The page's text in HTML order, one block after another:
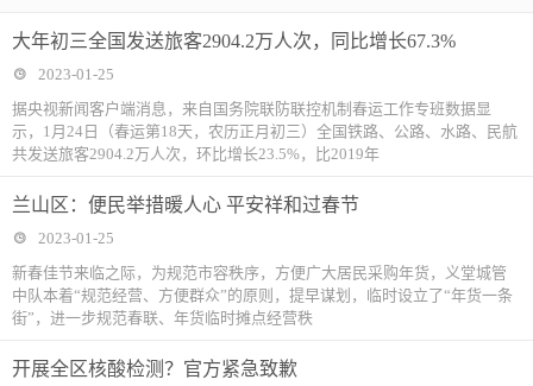
大年初三全国发送旅客2904.2万人次，同比增长67.3%
2023-01-25
据央视新闻客户端消息，来自国务院联防联控机制春运工作专班数据显
示，1月24日（春运第18天，农历正月初三）全国铁路、公路、水路、民航
共发送旅客2904.2万人次，环比增长23.5%，比2019年
兰山区：便民举措暖人心 平安祥和过春节
2023-01-25
新春佳节来临之际，为规范市容秩序，方便广大居民采购年货，义堂城管
中队本着“规范经营、方便群众”的原则，提早谋划，临时设立了“年货一条
街”，进一步规范春联、年货临时摊点经营秩
开展全区核酸检测？官方紧急致歉